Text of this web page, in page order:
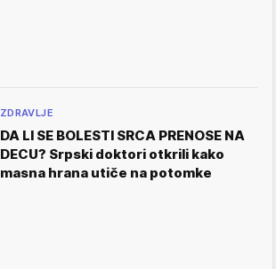
ZDRAVLJE
DA LI SE BOLESTI SRCA PRENOSE NA
DECU? Srpski doktori otkrili kako
masna hrana utiče na potomke